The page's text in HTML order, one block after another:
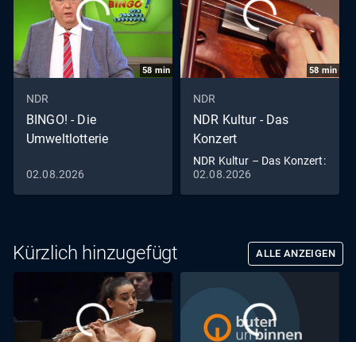
58 min
NDR
BINGO! - Die
Umweltlotterie
02.08.2026
58 min
NDR
NDR Kultur - Das
Konzert
NDR Kultur – Das Konzert:
Best-of der
Studiokonzerte
02.08.2026
Kürzlich hinzugefügt ALLE ANZEIGEN